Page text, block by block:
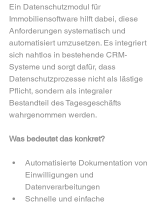
Ein Datenschutzmodul für
Immobiliensoftware hilft dabei, diese
Anforderungen systematisch und
automatisiert umzusetzen. Es integriert
sich nahtlos in bestehende CRM-
Systeme und sorgt dafür, dass
Datenschutzprozesse nicht als lästige
Pflicht, sondern als integraler
Bestandteil des Tagesgeschäfts
wahrgenommen werden.
Was bedeutet das konkret?
Automatisierte Dokumentation von
Einwilligungen und
Datenverarbeitungen
Schnelle und einfache